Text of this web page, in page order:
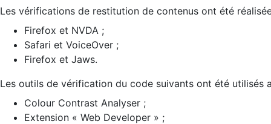
Les vérifications de restitution de contenus ont été
Firefox et NVDA ;
Safari et VoiceOver ;
Firefox et Jaws.
Les outils de vérification du code suivants ont été utilisés
Colour Contrast Analyser ;
Extension « Web Developer » ;